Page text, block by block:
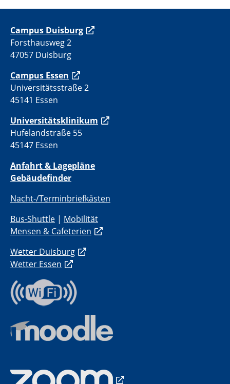
Campus Duisburg
Forsthausweg 2
47057 Duisburg
Campus Essen
Universitätsstraße 2
45141 Essen
Universitätsklinikum
Hufelandstraße 55
45147 Essen
Anfahrt & Lagepläne
Gebäudefinder
Nacht-/Terminbriefkästen
Bus-Shuttle | Mobilität
Mensen & Cafeterien
Wetter Duisburg
Wetter Essen